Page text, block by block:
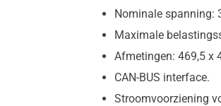
Nominale spanning:
Maximale
Afmetingen: 469,5 x
CAN-BUS interface.
Stroomvoorziening